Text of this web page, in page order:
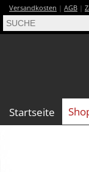
Versandkosten | AGB |
Startseite